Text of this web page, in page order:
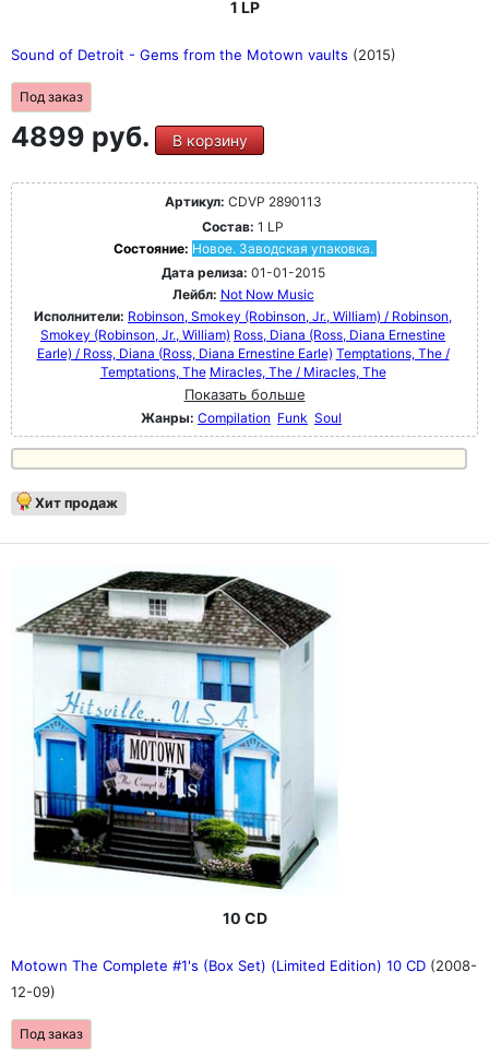
1 LP
Sound of Detroit - Gems from the Motown vaults (2015)
Под заказ
4899 руб. В корзину
Артикул: CDVP 2890113
Состав: 1 LP
Состояние: Новое. Заводская упаковка.
Дата релиза: 01-01-2015
Лейбл: Not Now Music
Исполнители: Robinson, Smokey (Robinson, Jr., William) / Robinson,
Smokey (Robinson, Jr., William) Ross, Diana (Ross, Diana Ernestine
Earle) / Ross, Diana (Ross, Diana Ernestine Earle) Temptations, The /
Temptations, The Miracles, The / Miracles, The
Показать больше
Жанры: Compilation Funk Soul
Хит продаж
10 CD
Motown The Complete #1's (Box Set) (Limited Edition) 10 CD (2008-
12-09)
Под заказ